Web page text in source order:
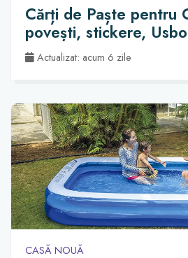
Cărți de Paște pentru
povești, stickere,
Actualizat: acum 6 zile
CASĂ NOUĂ